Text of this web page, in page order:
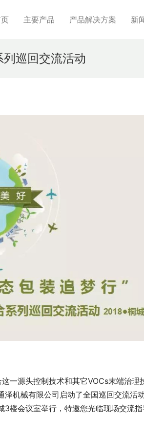
主要产品 产品解决方案 新
列巡回交流活动
一源头控制技术和其它VOCs末端治理
机械有限公司启动了全国巡回交流活
楼会议室举行，特邀您光临现场交流指